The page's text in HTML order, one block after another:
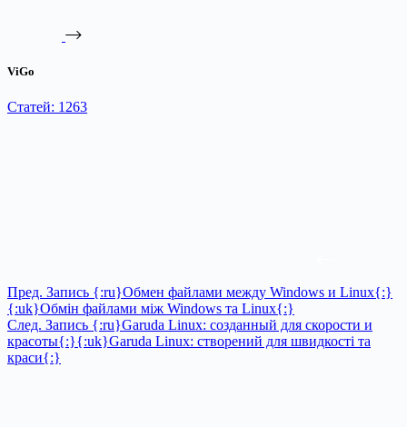
ViGo
Статей: 1263
Пред. Запись {:ru}Обмен файлами между Windows и Linux{:}
{:uk}Обмін файлами між Windows та Linux{:}
След. Запись {:ru}Garuda Linux: созданный для скорости и
красоты{:}{:uk}Garuda Linux: створений для швидкості та
краси{:}